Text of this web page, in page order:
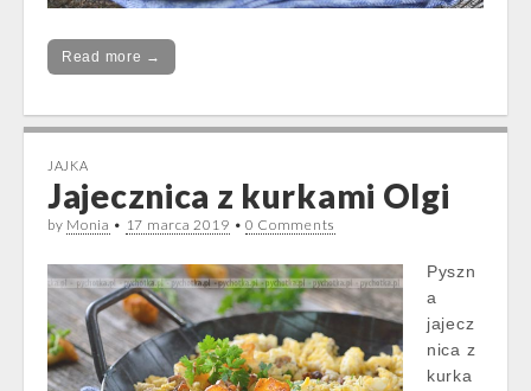
Read more →
JAJKA
Jajecznica z kurkami Olgi
by Monia • 17 marca 2019 • 0 Comments
Pyszn
a
jajecz
nica z
kurka